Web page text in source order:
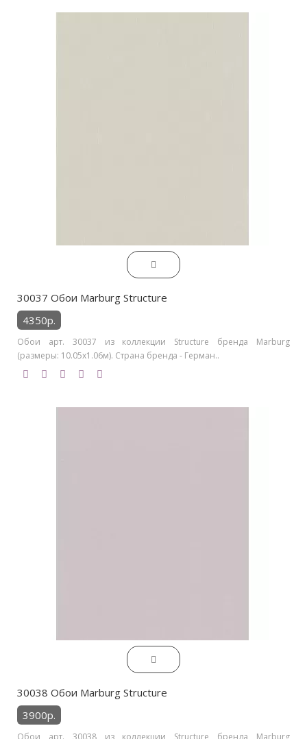
30037 Обои Marburg Structure
4350р.
Обои арт. 30037 из коллекции Structure бренда Marburg
(размеры: 10.05х1.06м). Страна бренда - Герман..
30038 Обои Marburg Structure
3900р.
Обои арт. 30038 из коллекции Structure бренда Marburg